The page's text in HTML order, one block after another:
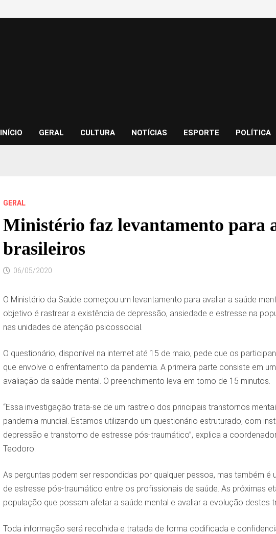
INÍCIO GERAL CULTURA NOTÍCIAS ESPORTE POLÍTICA
GERAL
Ministério faz levantamento para
brasileiros
06/05/2020
O Ministério da Saúde começou um levantamento para avaliar a saúde
objetivo é rastrear a existência de depressão, ansiedade e estresse na
nas unidades de atenção psicossocial.
O questionário, disponível na internet até 15 de maio, pede que os
que envolve o enfrentamento da pandemia. A primeira parte consiste em
avaliação da saúde mental. O preenchimento leva em torno de 15 minutos.
“Essa investigação trata-se de um rastreio dos principais transtornos
pandemia mundial. Estamos utilizando um questionário estruturado, com
depressão e transtorno de estresse pós-traumático”, explica a
Teodoro.
As perguntas podem ser respondidas por qualquer pessoa, mas também
de estresse pós-traumático entre os profissionais de saúde. As próximas
população que possam afetar a saúde mental e avaliar a evolução destes
Toda informação será recolhida e tratada de forma codificada e